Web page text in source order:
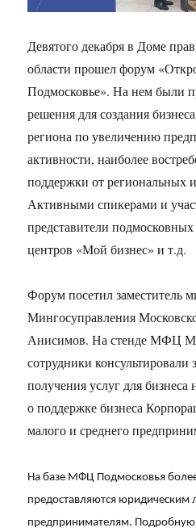
Девятого декабря в Доме
области прошел форум
Подмосковье». На нем были
решения для создания
региона по увеличению
активности, наиболее
поддержки от региональных
Активными спикерами и
представители
центров «Мой бизнес» и т.д.
Форум посетил заместитель
Мингосуправления
Анисимов. На стенде МФЦ
сотрудники консультировали
получения услуг для
о поддержке бизнеса
малого и среднего
На базе МФЦ Подмосковья
предоставляются
предпринимателям.